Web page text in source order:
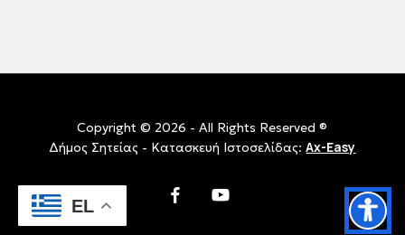
Copyright © 2026 - All Rights Reserved ®
Δήμος Σητείας - Κατασκευή Ιστοσελίδας:Ax-Easy
facebookyoutube
EL